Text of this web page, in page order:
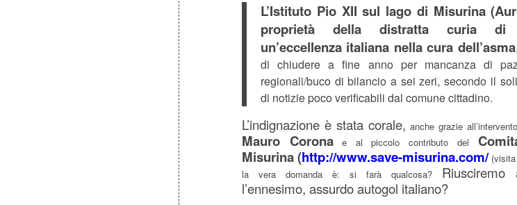
L’Istituto Pio XII sul lago di Misurina
proprietà della distratta curia di
un’eccellenza italiana nella cura dell’asma
di chiudere a fine anno per mancanza di
regionali/buco di bilancio a sei zeri, secondo il
di notizie poco verificabili dal comune cittadino.
L’indignazione è stata corale, anche grazie
Mauro Coronae al piccolo contributo del
Misurina (http://www.save-misurina.com/(visita
la vera domanda è: si farà qualcosa? Riusciremo
l’ennesimo, assurdo autogol italiano?